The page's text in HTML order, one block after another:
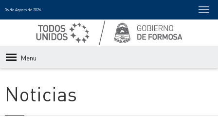
06 de Agosto de 2026
Menu
Noticias